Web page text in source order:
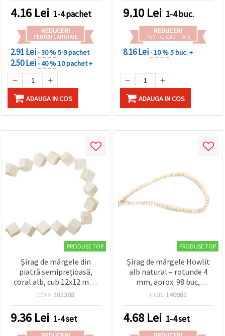
4.16 Lei 1-4 pachet
REDUCERI
PENTRU CANTITATE
2.91 Lei- 30 %5-9 pachet
2.50 Lei- 40 %10 pachet +
ADAUGA IN COS
pentru bijuterii
handmade, proiecte DIY,
craft și beading
9.10 Lei 1-4 buc.
REDUCERI
PENTRU CANTITATE
8.16 Lei- 10 %5 buc. +
ADAUGA IN COS
PRODUSE TOP
Șirag de mărgele din
piatră semiprețioasă,
coral alb, cub 12x12 mm,
~22 buc.
COD: 181308
9.36 Lei 1-4 set
PRODUSE TOP
Șirag de mărgele Howlit
alb natural – rotunde 4
mm, aprox. 98 buc,
perfect pentru designuri
elegante
COD: 140981
4.68 Lei 1-4 set